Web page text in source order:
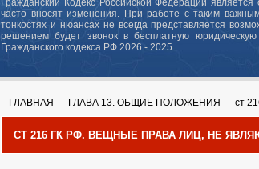
Гражданский Кодекс Российской Федерации
часто вносят изменения. При работе с таким
тонкостях и нюансах не всегда представляется
решением будет звонок в бесплатную
Гражданского кодекса РФ 2026 - 2025
ГЛАВНАЯ — ГЛАВА 13. ОБЩИЕ ПОЛОЖЕНИЯ — ст
СТ 216 ГК РФ. ВЕЩНЫЕ ПРАВА ЛИЦ, НЕ